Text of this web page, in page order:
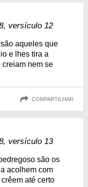
versículo 12
aqueles que
e lhes tira a
creiam nem se
COMPARTILHAR
versículo 13
são os
acolhem com
até certo